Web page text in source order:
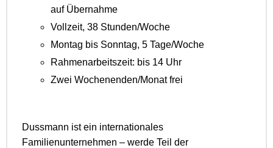
auf Übernahme
Vollzeit, 38 Stunden/Woche
Montag bis Sonntag, 5 Tage/Woche
Rahmenarbeitszeit: bis 14 Uhr
Zwei Wochenenden/Monat frei
Dussmann ist ein internationales
Familienunternehmen – werde Teil der